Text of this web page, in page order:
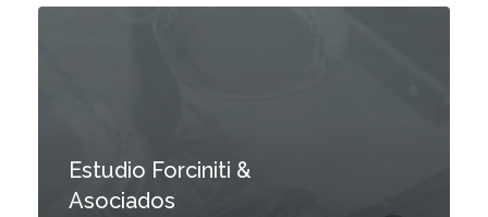
Estudio Forciniti &
Asociados